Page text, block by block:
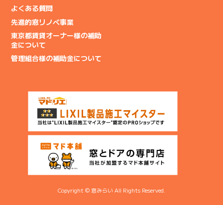
よくある質問
先進的窓リノベ事業
東京都賃貸オーナー様の補助
金について
管理組合様の補助金について
Copyright © 窓みらい All Rights Reserved.